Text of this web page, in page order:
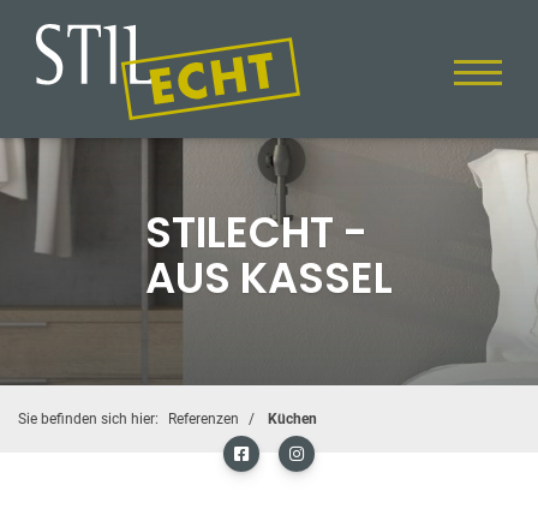
STILECHT -
AUS KASSEL
Sie befinden sich hier: Referenzen Küchen